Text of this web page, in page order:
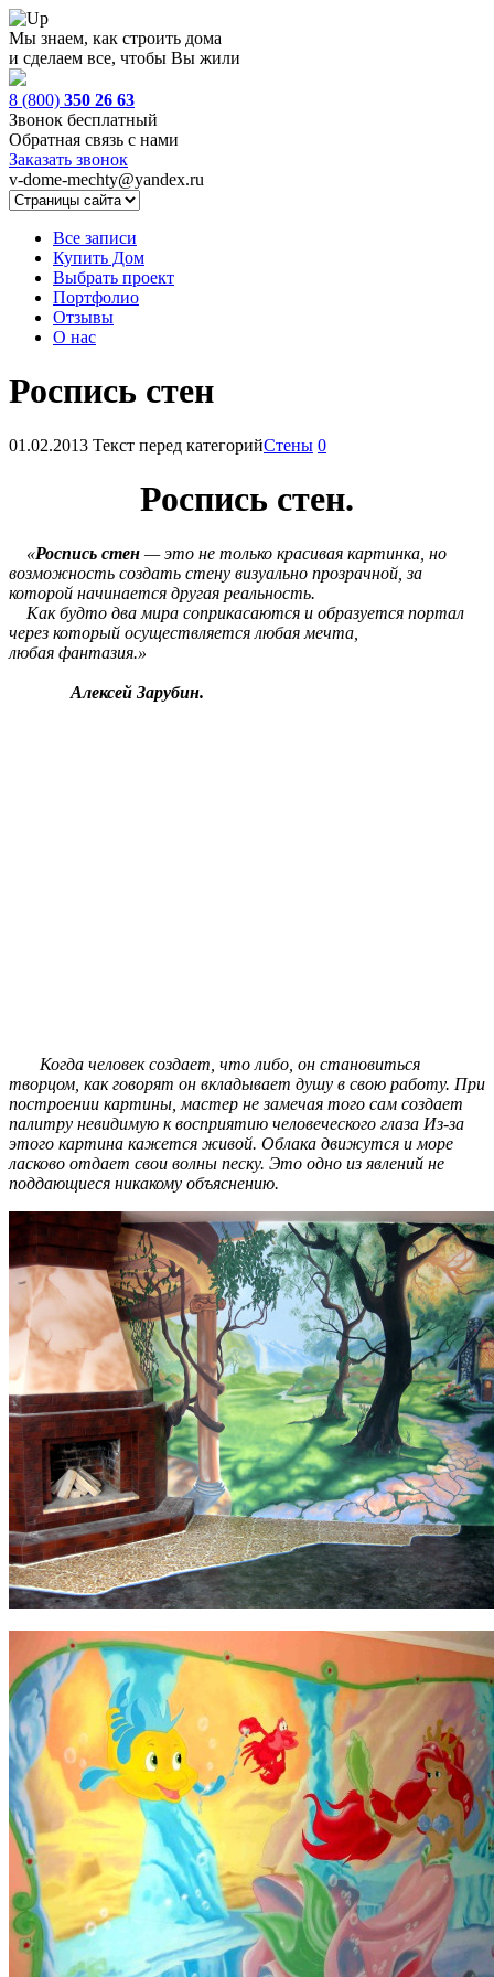
Мы знаем, как строить дома
и сделаем все, чтобы Вы жили
8 (800) 350 26 63
Звонок бесплатный
Обратная связь с нами
Заказать звонок
v-dome-mechty@yandex.ru
Все записи
Купить Дом
Выбрать проект
Портфолио
Отзывы
О нас
Роспись стен
01.02.2013 Текст перед категорийСтены 0
Роспись стен.
«Роспись стен — это не только красивая картинка, но
возможность создать стену визуально прозрачной, за
которой начинается другая реальность.
Как будто два мира соприкасаются и образуется портал
через который осуществляется любая мечта,
любая фантазия.»
Алексей Зарубин.
Когда человек создает, что либо, он становиться
творцом, как говорят он вкладывает душу в свою работу. При
построении картины, мастер не замечая того сам создает
палитру невидимую к восприятию человеческого глаза Из-за
этого картина кажется живой. Облака движутся и море
ласково отдает свои волны песку. Это одно из явлений не
поддающиеся никакому объяснению.